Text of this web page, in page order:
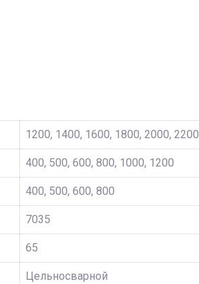
1200, 1400, 1600, 1800, 2000, 2200
400, 500, 600, 800, 1000, 1200
400, 500, 600, 800
7035
65
Цельносварной